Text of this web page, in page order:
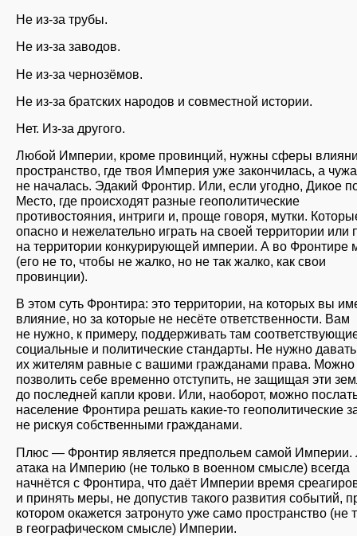
Не из-за трубы.
Не из-за заводов.
Не из-за чернозёмов.
Не из-за братских народов и совместной истории.
Нет. Из-за другого.
Любой Империи, кроме провинций, нужны сферы
пространство, где твоя Империя уже закончилась, а
не началась. Эдакий Фронтир. Или, если угодно, Дикое
Место, где происходят разные геополитические
противостояния, интриги и, проще говоря, мутки.
опасно и нежелательно играть на своей территории или
на территории конкурирующей империи. А во Фронтире
(его не то, чтобы не жалко, но не так жалко, как свои
провинции).
В этом суть Фронтира: это территории, на которых вы
влияние, но за которые не несёте ответственности. Вам
не нужно, к примеру, поддерживать там
социальные и политические стандарты. Не нужно давать
их жителям равные с вашими гражданами права. Можно
позволить себе временно отступить, не защищая эти
до последней капли крови. Или, наоборот, можно
население Фронтира решать какие-то геополитические
не рискуя собственными гражданами.
Плюс — Фронтир является предпольем самой
атака на Империю (не только в военном смысле) всегда
начнётся с Фронтира, что даёт Империи время
и принять меры, не допустив такого развития событий,
котором окажется затронуто уже само пространство (не
в географическом смысле) Империи.